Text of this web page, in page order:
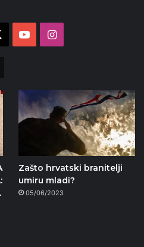
YouTubeInstagram
Zašto hrvatski branitelji
umiru mladi?
05/06/2023